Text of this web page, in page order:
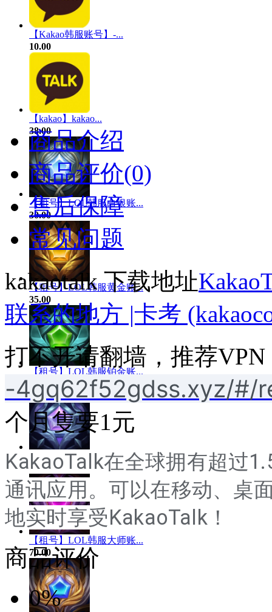
【Kakao韩服账号】-...
10.00
【kakao】kakao...
38.00
【租号】LOL韩服白银账...
30.00
【租号】LOL韩服黄金账...
35.00
【租号】LOL韩服铂金账...
40.00
【租号】LOL韩服钻石账...
50.00
【租号】LOL韩服大师账...
70.00
商品介绍
商品评价(0)
售后保障
常见问题
kakaotalk 下载地址
联系的地方 |卡考
打不开请翻墙，推荐VPN
-4gq62f52gdss.xyz/#/
个月隻要1元
KakaoTalk在全球拥有超过
通讯应用。可以在移动、桌
地实时享受KakaoTalk！
商品评价
0%